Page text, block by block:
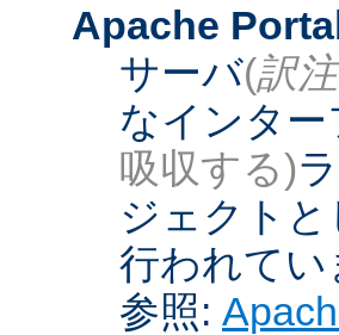
Apache
サーバ(訳
なインタ
吸収する)
ジェクト
行われてい
参照: